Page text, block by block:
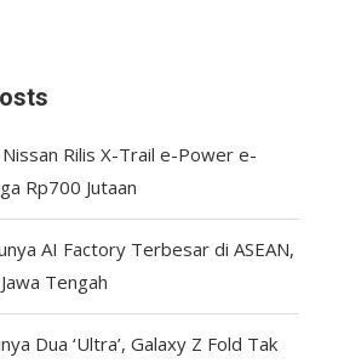
Rilis X-Trail e-Power e-
Rp700 Jutaan
AI Factory Terbesar di ASEAN,
Tengah
Dua ‘Ultra’, Galaxy Z Fold Tak